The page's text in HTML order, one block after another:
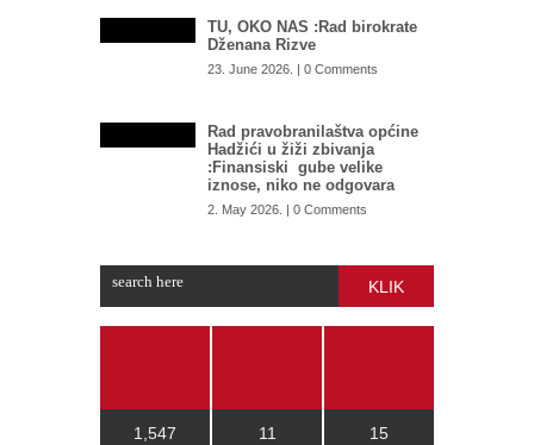
TU, OKO NAS :Rad birokrate
Dženana Rizve
23. June 2026. | 0 Comments
Rad pravobranilaštva općine
Hadžići u žiži zbivanja
:Finansiski gube velike
iznose, niko ne odgovara
2. May 2026. | 0 Comments
KLIK
1,547 11 15